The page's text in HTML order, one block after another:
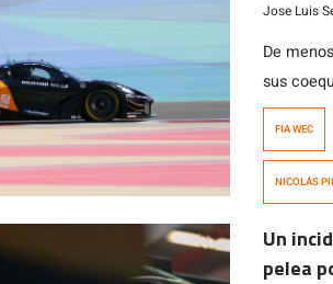
Jose Luis
De
sus
McLaren
sede
(piloto […]
FIA WEC
NICOLÁS
Un
pelea